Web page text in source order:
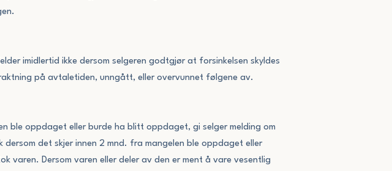
imidlertid ikke dersom selgeren godtgjør at forsinkelsen skyldes
på avtaletiden, unngått, eller overvunnet følgene av.
ble oppdaget eller burde ha blitt oppdaget, gi selger melding om
det skjer innen 2 mnd. fra mangelen ble oppdaget eller
varen. Dersom varen eller deler av den er ment å vare vesentlig